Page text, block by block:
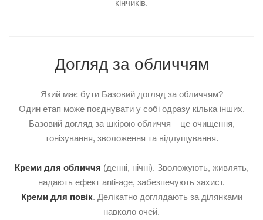
кінчиків.
Догляд за обличчям
Який має бути Базовий догляд за обличчям?
Один етап може поєднувати у собі одразу кілька інших.
Базовий догляд за шкірою обличчя – це очищення,
тонізування, зволоження та відлущування.
Креми для обличчя (денні, нічні). Зволожують, живлять,
надають ефект anti-age, забезпечують захист.
Креми для повік. Делікатно доглядають за ділянками
навколо очей.